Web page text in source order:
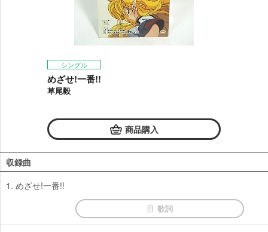
シングル
めざせ!一番!!
草尾毅
商品購入
収録曲
1. めざせ!一番!!
歌詞